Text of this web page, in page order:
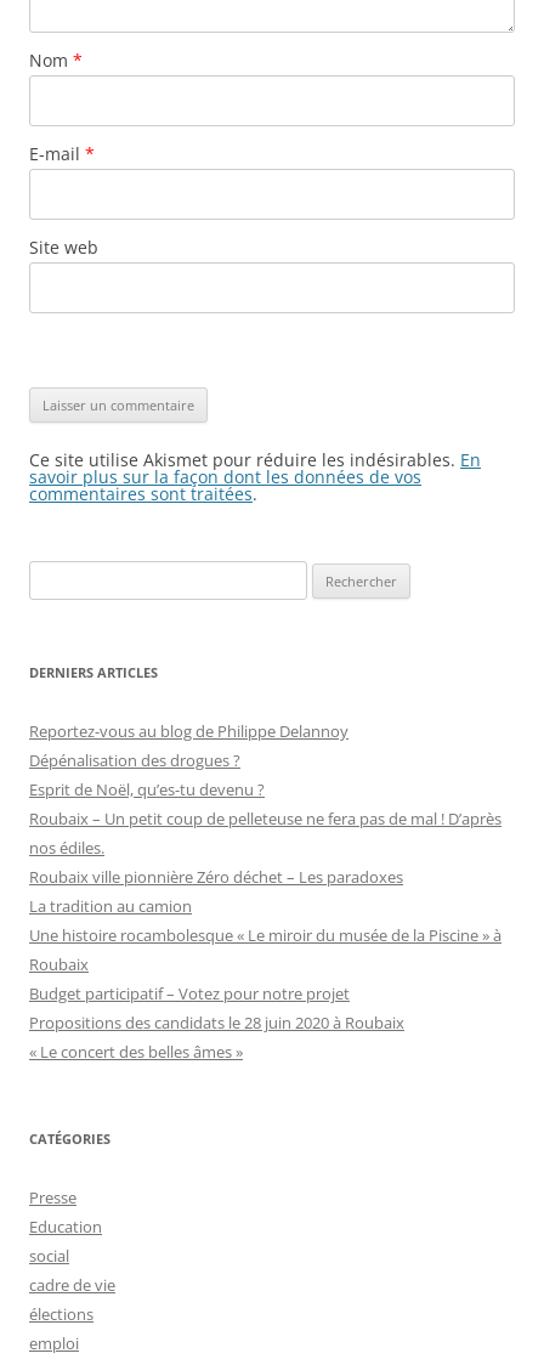
Nom *
E-mail *
Site web
Ce site utilise Akismet pour réduire les indésirables. En
savoir plus sur la façon dont les données de vos
commentaires sont traitées.
DERNIERS ARTICLES
Reportez-vous au blog de Philippe Delannoy
Dépénalisation des drogues ?
Esprit de Noël, qu’es-tu devenu ?
Roubaix – Un petit coup de pelleteuse ne fera pas de mal ! D’après
nos édiles.
Roubaix ville pionnière Zéro déchet – Les paradoxes
La tradition au camion
Une histoire rocambolesque « Le miroir du musée de la Piscine » à
Roubaix
Budget participatif – Votez pour notre projet
Propositions des candidats le 28 juin 2020 à Roubaix
« Le concert des belles âmes »
CATÉGORIES
Presse
Education
social
cadre de vie
élections
emploi